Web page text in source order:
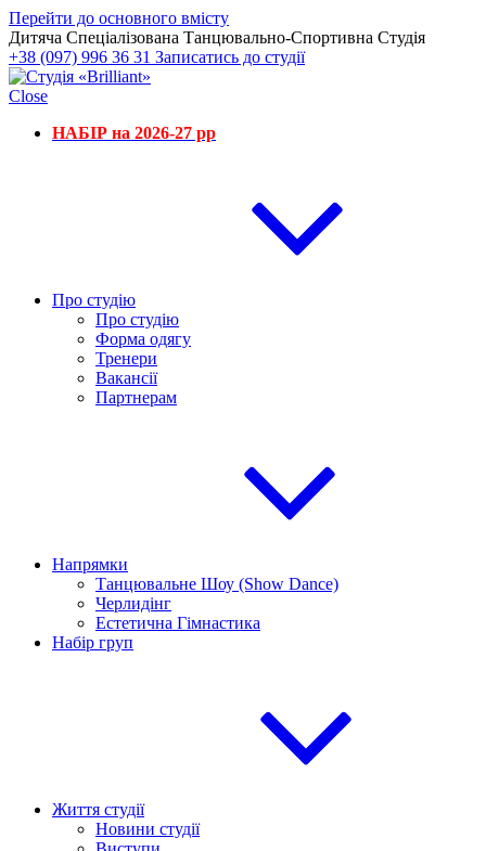
Перейти до основного вмісту
Дитяча Спеціалізована Танцювально-Спортивна Студія
+38 (097) 996 36 31 Записатись до студії
Close
НАБІР на 2026-27 рр
Про студію
Про студію
Форма одягу
Тренери
Вакансії
Партнерам
Напрямки
Танцювальне Шоу (Show Dance)
Черлидінг
Естетична Гімнастика
Набір груп
Життя студії
Новини студії